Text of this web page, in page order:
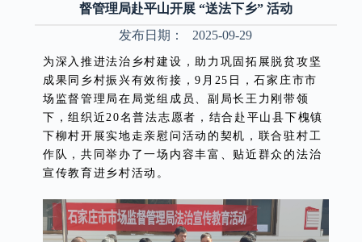
督管理局赴平山开展 “送法下乡” 活动
发布日期：
2025-09-29
为深入推进法治乡村建设，助力巩固拓展脱贫攻坚
成果同乡村振兴有效衔接，9月25日，石家庄市市
场监督管理局在局党组成员、副局长王力刚带领
下，组织近20名普法志愿者，结合赴平山县下槐镇
下柳村开展实地走亲慰问活动的契机，联合驻村工
作队，共同举办了一场内容丰富、贴近群众的法治
宣传教育进乡村活动。